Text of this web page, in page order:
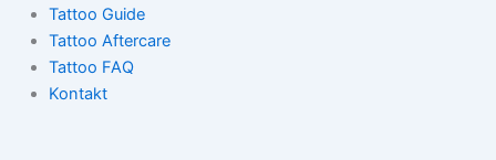
Tattoo Guide
Tattoo Aftercare
Tattoo FAQ
Kontakt